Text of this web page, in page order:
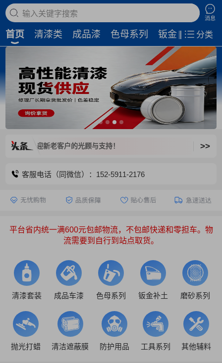
搜索商品
消息
首页 清漆类 成品漆 色母系列 钣金补土 磨
分类
，欢迎新老客户的光顾与支持！ >>
客服电话（同微信）：152-5911-2176
平台省内统一满600元包邮物流，不包邮快递和零担车。物
流需要到自行到站点取货。
清漆套装 成品车漆 色母系列 钣金补土 磨砂系列
抛光打蜡 清洁遮蔽膜 防护用品 工具系列 其他辅料